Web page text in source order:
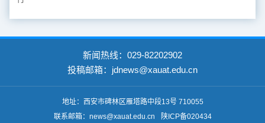
新闻热线：029-82202902
投稿邮箱：jdnews@xauat.edu.cn
地址：西安市碑林区雁塔路中段13号 710055
联系邮箱：news@xauat.edu.cn
陕ICP备020434